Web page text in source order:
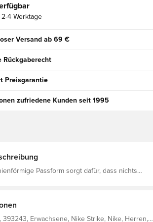
2-4 Werktage
Versand ab 69 €
Rückgaberecht
Preisgarantie
zufriedene Kunden seit 1995
Passform sorgt dafür, dass nichts
sodass er schneller verdunstet, und sorgt so für
und angenehmes Tragegefühl Schmale Passform
9 % Elasthan
393243, Erwachsene, Nike Strike, Nike, Herren,